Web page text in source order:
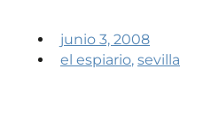
junio 3, 2008
el espiario, sevilla